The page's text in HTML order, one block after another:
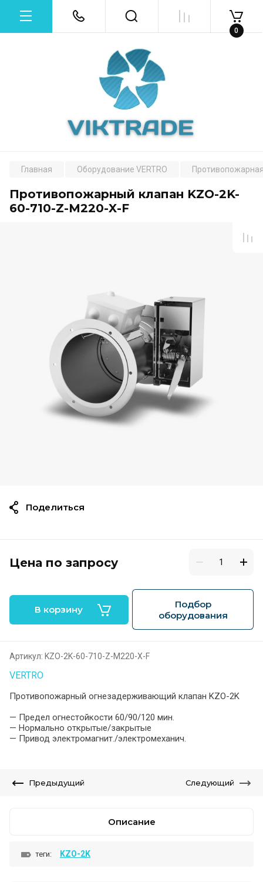
0
Главная Оборудование VERTRO
Противопожарный клапан KZO-2K-
60-710-Z-M220-X-F
Цена по запросу
В корзину
Подбор
оборудования
Артикул: KZO-2K-60-710-Z-M220-X-F
VERTRO
Противопожарный огнезадерживающий клапан KZO-2K
— Предел огнестойкости 60/90/120 мин.
— Нормально открытые/закрытые
— Привод электромагнит./электромеханич.
Поделиться
Предыдущий Следующий
Описание
теги: KZO-2K